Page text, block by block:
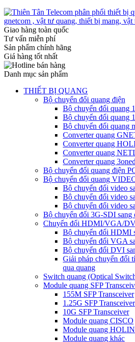
Giao hàng toàn quốc
Tư vấn miễn phí
Sản phẩm chính hãng
Giá hàng tốt nhất
Danh mục sản phẩm
THIẾT BỊ QUANG
Bộ chuyển đổi quang điện
Bộ chuyển đổi quang
Bộ chuyển đổi quang
Bộ chuyển đổi quang
Converter quang
Converter quang
Converter quang
Converter quang
Bộ chuyển đổi quang điện
Bộ chuyển đổi quang
Bộ chuyển đổi video
Bộ chuyển đổi video
Bộ chuyển đổi video
Bộ chuyển đổi 3G-SDI sang
Chuyển đổi HDMI/VGA/
Bộ chuyển đổi HDMI
Bộ chuyển đổi VGA
Bộ chuyển đổi DVI
Giải pháp chuyển
qua quang
Switch quang (Optical
Module quang SFP
155M SFP Transceiver
1.25G SFP Transceiver
10G SFP Transceiver
Module quang CISCO
Module quang
Module quang khác